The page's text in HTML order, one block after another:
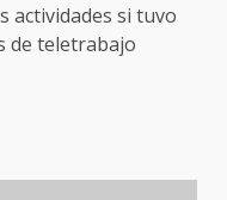
actividades si tuvo
de teletrabajo